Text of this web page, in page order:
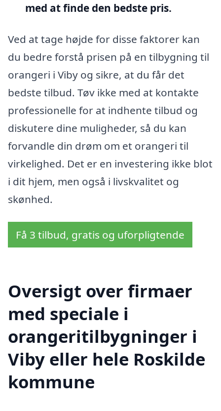
med at finde den bedste pris.
Ved at tage højde for disse faktorer kan
du bedre forstå prisen på en tilbygning til
orangeri i Viby og sikre, at du får det
bedste tilbud. Tøv ikke med at kontakte
professionelle for at indhente tilbud og
diskutere dine muligheder, så du kan
forvandle din drøm om et orangeri til
virkelighed. Det er en investering ikke blot
i dit hjem, men også i livskvalitet og
skønhed.
Få 3 tilbud, gratis og uforpligtende
Oversigt over firmaer
med speciale i
orangeritilbygninger i
Viby eller hele Roskilde
kommune